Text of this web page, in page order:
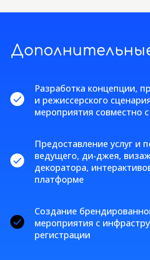
Разработка концепции,
и режиссерского
мероприятия совместно
Предоставление услуг и
ведущего, ди-джея,
декоратора,
платформе
Создание
мероприятия с
регистрации